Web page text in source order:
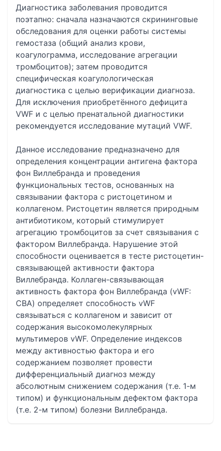
Диагностика заболевания проводится
поэтапно: сначала назначаются скрининговые
обследования для оценки работы системы
гемостаза (общий анализ крови,
коагулограмма, исследование агрегации
тромбоцитов); затем проводится
специфическая коагулологическая
диагностика с целью верификации диагноза.
Для исключения приобретённого дефицита
VWF и с целью пренатальной диагностики
рекомендуется исследование мутаций VWF.
Данное исследование предназначено для
определения концентрации антигена фактора
фон Виллебранда и проведения
функциональных тестов, основанных на
связывании фактора с ристоцетином и
коллагеном. Ристоцетин является природным
антибиотиком, который стимулирует
агрегацию тромбоцитов за счет связывания с
фактором Виллебранда. Нарушение этой
способности оценивается в тесте ристоцетин-
связывающей активности фактора
Виллебранда. Коллаген-связывающая
активность фактора фон Виллебранда (vWF:
CBA) определяет способность vWF
связываться с коллагеном и зависит от
содержания высокомолекулярных
мультимеров vWF. Определение индексов
между активностью фактора и его
содержанием позволяет провести
дифференциальный диагноз между
абсолютным снижением содержания (т.е. 1-м
типом) и функциональным дефектом фактора
(т.е. 2-м типом) болезни Виллебранда.